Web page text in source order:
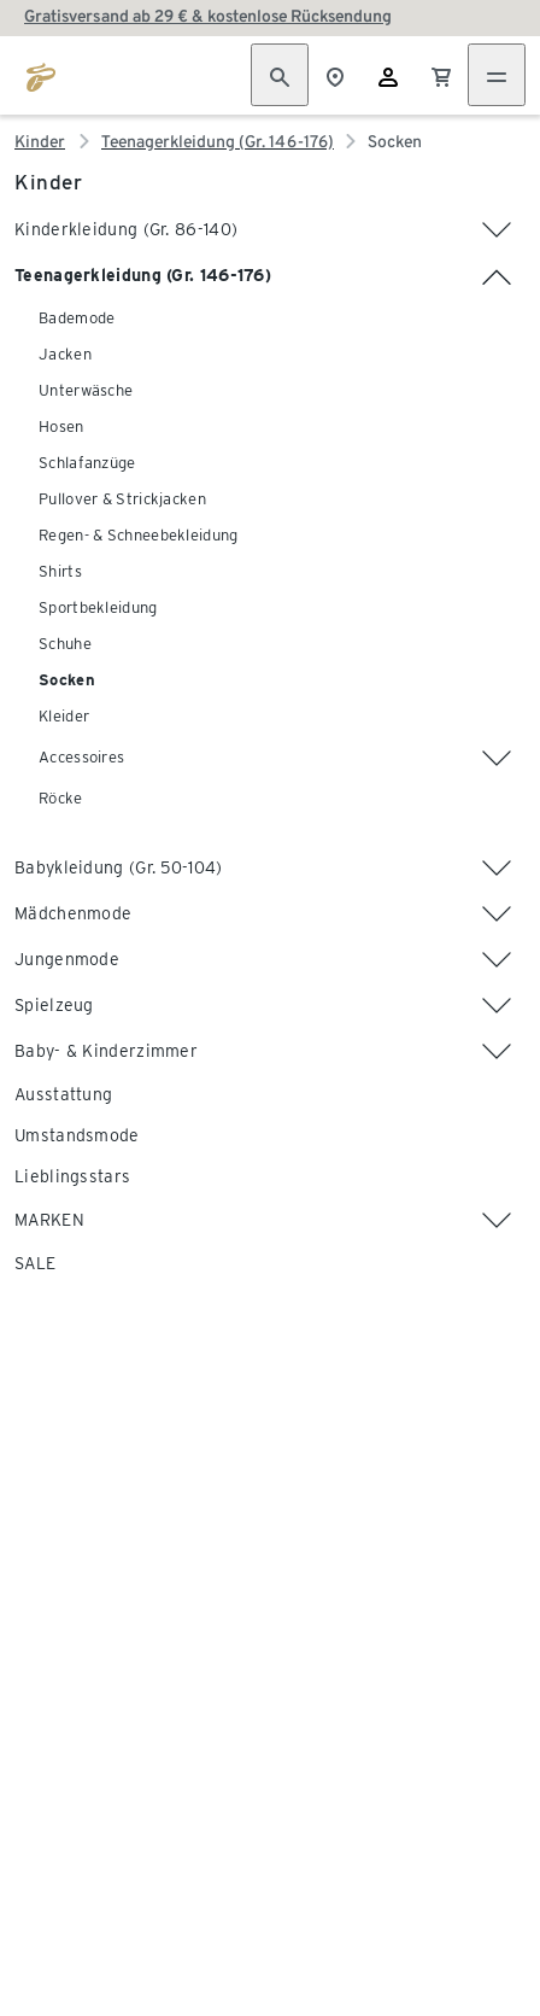
Gratisversand ab 29 € & kostenlose Rücksendung
Kinder Teenagerkleidung (Gr. 146-176) Socken
Kinder
Kinderkleidung (Gr. 86-140)
Teenagerkleidung (Gr. 146-176)
Bademode
Jacken
Unterwäsche
Hosen
Schlafanzüge
Pullover & Strickjacken
Regen- & Schneebekleidung
Shirts
Sportbekleidung
Schuhe
Socken
Kleider
Accessoires
Röcke
Babykleidung (Gr. 50-104)
Mädchenmode
Jungenmode
Spielzeug
Baby- & Kinderzimmer
Ausstattung
Umstandsmode
Lieblingsstars
MARKEN
SALE